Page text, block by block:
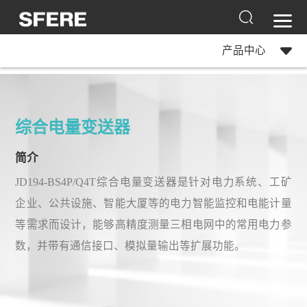
产品中心
综合电量变送器
简介
JD194-BS4P/Q4T综合电量变送器是针对电力系统、工矿
企业、公共设施、智能大厦等的电力智能监控和电能计量
等需求而设计，能够高精度测量三相电网中的常用电力参
数，并带有通信接口、模拟量输出等扩展功能。